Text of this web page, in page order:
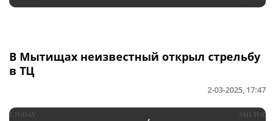
В Мытищах неизвестный открыл стрельбу
в ТЦ
2-03-2025, 17:47